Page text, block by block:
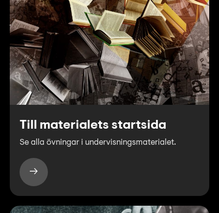
Till materialets startsida
Se alla övningar i undervisningsmaterialet.